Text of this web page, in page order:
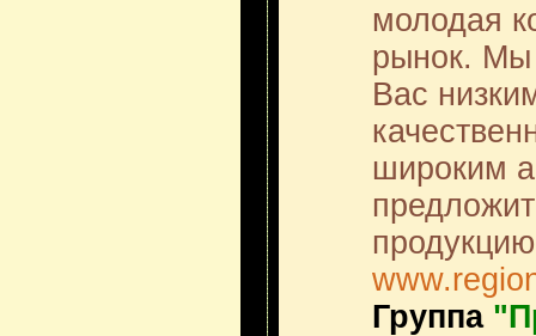
молодая
рынок. Мы
Вас
широким
Группа